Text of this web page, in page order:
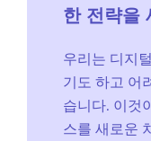
한 전략을
우리는 디지
기도 하고 어
습니다. 이것
스를 새로운